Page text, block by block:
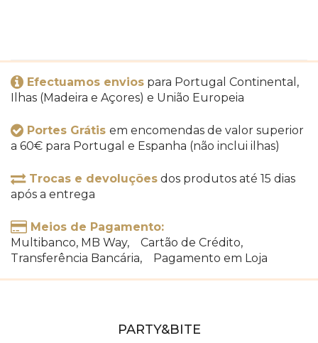
Efectuamos envios para Portugal Continental,
Ilhas (Madeira e Açores) e União Europeia
Portes Grátis em encomendas de valor superior
a 60€ para Portugal e Espanha (não inclui ilhas)
Trocas e devoluções dos produtos até 15 dias
após a entrega
Meios de Pagamento:
Multibanco, MB Way, Cartão de Crédito,
Transferência Bancária, Pagamento em Loja
PARTY&BITE